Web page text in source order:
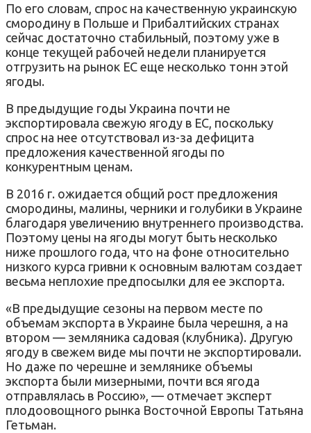
По его словам, спрос на качественную украинскую
смородину в Польше и Прибалтийских странах
сейчас достаточно стабильный, поэтому уже в
конце текущей рабочей недели планируется
отгрузить на рынок ЕС еще несколько тонн этой
ягоды.
В предыдущие годы Украина почти не
экспортировала свежую ягоду в ЕС, поскольку
спрос на нее отсутствовал из-за дефицита
предложения качественной ягоды по
конкурентным ценам.
В 2016 г. ожидается общий рост предложения
смородины, малины, черники и голубики в Украине
благодаря увеличению внутреннего производства.
Поэтому цены на ягоды могут быть несколько
ниже прошлого года, что на фоне относительно
низкого курса гривни к основным валютам создает
весьма неплохие предпосылки для ее экспорта.
«В предыдущие сезоны на первом месте по
объемам экспорта в Украине была черешня, а на
втором — земляника садовая (клубника). Другую
ягоду в свежем виде мы почти не экспортировали.
Но даже по черешне и землянике объемы
экспорта были мизерными, почти вся ягода
отправлялась в Россию», — отмечает эксперт
плодоовощного рынка Восточной Европы Татьяна
Гетьман.